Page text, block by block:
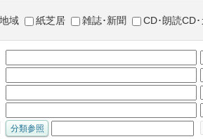
地域 紙芝居 雑誌･新聞 CD･朗読CD･